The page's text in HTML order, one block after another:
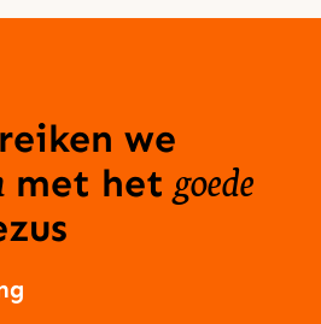
we
met het goede